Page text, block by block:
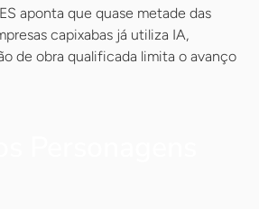
aponta que quase metade das
capixabas já utiliza IA,
de obra qualificada limita o avanço